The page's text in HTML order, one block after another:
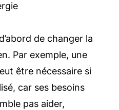
de changer la
Par exemple, une
être nécessaire si
car ses besoins
pas aider,